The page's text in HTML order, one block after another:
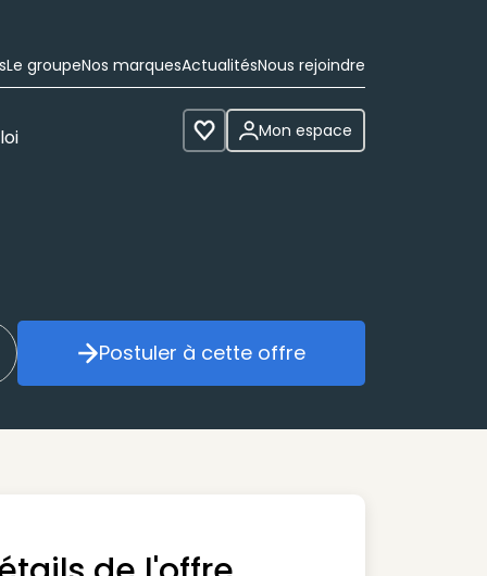
Le groupeNos marquesActualitésNous rejoindre
Voir les favoris
Mon espace
mon alerte Postuler à cette offre
Postuler à cette offre